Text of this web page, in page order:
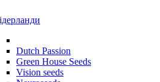
Dutch Passion
Green House Seeds
Vision seeds